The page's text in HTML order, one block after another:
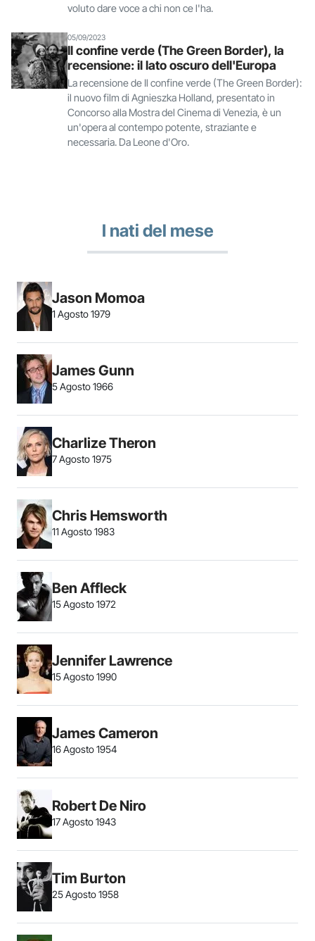
voluto dare voce a chi non ce l'ha.
05/09/2023
Il confine verde (The Green Border), la
recensione: il lato oscuro dell'Europa
La recensione de Il confine verde (The Green Border):
il nuovo film di Agnieszka Holland, presentato in
Concorso alla Mostra del Cinema di Venezia, è un
un'opera al contempo potente, straziante e
necessaria. Da Leone d'Oro.
I nati del mese
Jason Momoa
1 Agosto 1979
James Gunn
5 Agosto 1966
Charlize Theron
7 Agosto 1975
Chris Hemsworth
11 Agosto 1983
Ben Affleck
15 Agosto 1972
Jennifer Lawrence
15 Agosto 1990
James Cameron
16 Agosto 1954
Robert De Niro
17 Agosto 1943
Tim Burton
25 Agosto 1958